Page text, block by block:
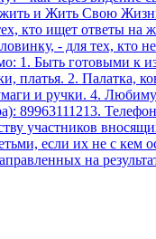
и Жить Свою
кто ищет ответы
- для тех, кто
1. Быть готовыми
2. Палатка,
и ручки. 4.
89963111213.
участников
если их не с кем
на